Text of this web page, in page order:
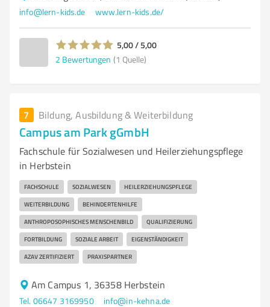
info@lern-kids.de www.lern-kids.de/
5,00 / 5,00
2 Bewertungen (1 Quelle)
7 Bildung, Ausbildung & Weiterbildung
Campus am Park gGmbH
Fachschule für Sozialwesen und Heilerziehungspflege
in Herbstein
FACHSCHULE SOZIALWESEN HEILERZIEHUNGSPFLEGE
WEITERBILDUNG BEHINDERTENHILFE
ANTHROPOSOPHISCHES MENSCHENBILD QUALIFIZIERUNG
FORTBILDUNG SOZIALE ARBEIT EIGENSTÄNDIGKEIT
AZAV ZERTIFIZIERT PRAXISPARTNER
Am Campus 1, 36358 Herbstein
Tel. 06647 3169950
info@in-kehna.de